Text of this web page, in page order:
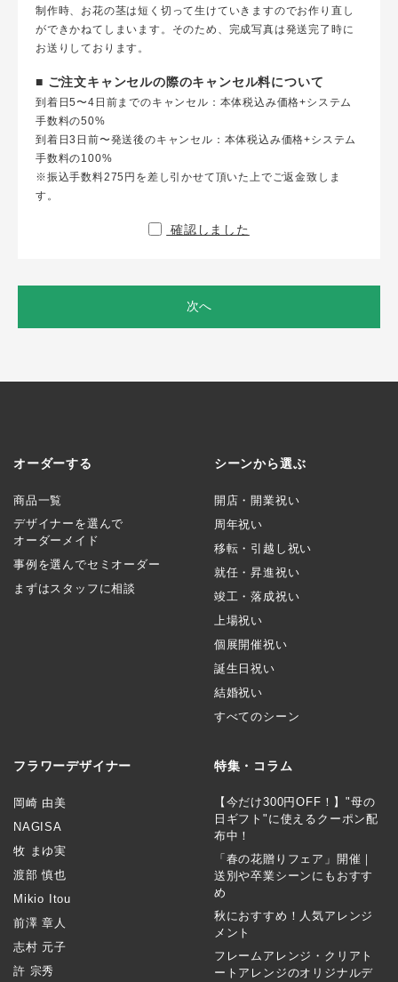
制作時、お花の茎は短く切って生けていきますのでお作り直し
ができかねてしまいます。そのため、完成写真は発送完了時に
お送りしております。
■ ご注文キャンセルの際のキャンセル料について
到着日5〜4日前までのキャンセル：本体税込み価格+システム
手数料の50%
到着日3日前〜発送後のキャンセル：本体税込み価格+システム
手数料の100%
※振込手数料275円を差し引かせて頂いた上でご返金致しま
す。
確認しました
次へ
オーダーする
商品一覧
デザイナーを選んで
オーダーメイド
事例を選んでセミオーダー
まずはスタッフに相談
シーンから選ぶ
開店・開業祝い
周年祝い
移転・引越し祝い
就任・昇進祝い
竣工・落成祝い
上場祝い
個展開催祝い
誕生日祝い
結婚祝い
すべてのシーン
フラワーデザイナー
岡崎 由美
NAGISA
牧 まゆ実
渡部 慎也
Mikio Itou
前澤 章人
志村 元子
許 宗秀
特集・コラム
【今だけ300円OFF！】"母の
日ギフト"に使えるクーポン配
布中！
「春の花贈りフェア」開催｜
送別や卒業シーンにもおすす
め
秋におすすめ！人気アレンジ
メント
フレームアレンジ・クリアト
ートアレンジのオリジナルデ